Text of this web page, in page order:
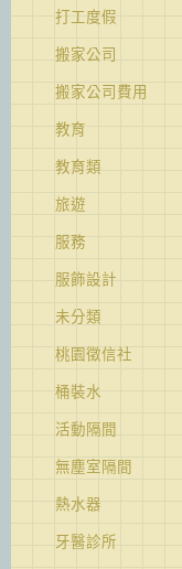
打工度假
搬家公司
搬家公司費用
教育
教育類
旅遊
服務
服飾設計
未分類
桃園徵信社
桶裝水
活動隔間
無塵室隔間
熱水器
牙醫診所